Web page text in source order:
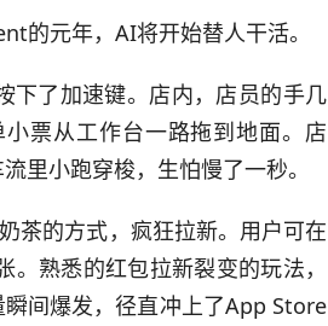
的元年，AI将开始替人干活。
下了加速键。店内，店员的手几
票从工作台一路拖到地面。店
里小跑穿梭，生怕慢了一秒。
茶的方式，疯狂拉新。用户可在
熟悉的红包拉新裂变的玩法，
间爆发，径直冲上了App Store